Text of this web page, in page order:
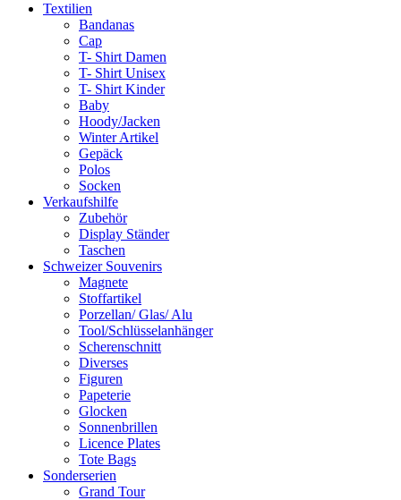
Textilien
Bandanas
Cap
T- Shirt Damen
T- Shirt Unisex
T- Shirt Kinder
Baby
Hoody/Jacken
Winter Artikel
Gepäck
Polos
Socken
Verkaufshilfe
Zubehör
Display Ständer
Taschen
Schweizer Souvenirs
Magnete
Stoffartikel
Porzellan/ Glas/ Alu
Tool/Schlüsselanhänger
Scherenschnitt
Diverses
Figuren
Papeterie
Glocken
Sonnenbrillen
Licence Plates
Tote Bags
Sonderserien
Grand Tour